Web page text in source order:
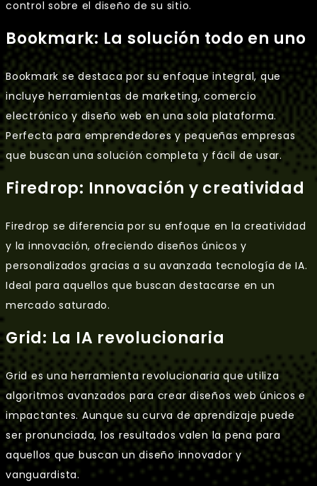
control sobre el diseño de su sitio.
Bookmark: La solución todo en uno
Bookmark se destaca por su enfoque integral, que
incluye herramientas de marketing, comercio
electrónico y diseño web en una sola plataforma.
Perfecta para emprendedores y pequeñas empresas
que buscan una solución completa y fácil de usar.
Firedrop: Innovación y creatividad
Firedrop se diferencia por su enfoque en la creatividad
y la innovación, ofreciendo diseños únicos y
personalizados gracias a su avanzada tecnología de IA.
Ideal para aquellos que buscan destacarse en un
mercado saturado.
Grid: La IA revolucionaria
Grid es una herramienta revolucionaria que utiliza
algoritmos avanzados para crear diseños web únicos e
impactantes. Aunque su curva de aprendizaje puede
ser pronunciada, los resultados valen la pena para
aquellos que buscan un diseño innovador y
vanguardista.